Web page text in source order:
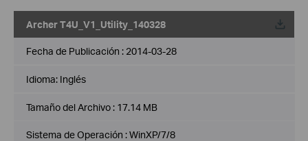
Archer T4U_V1_Utility_140328
Fecha de Publicación : 2014-03-28
Idioma: Inglés
Tamaño del Archivo : 17.14 MB
Sistema de Operación : WinXP/7/8